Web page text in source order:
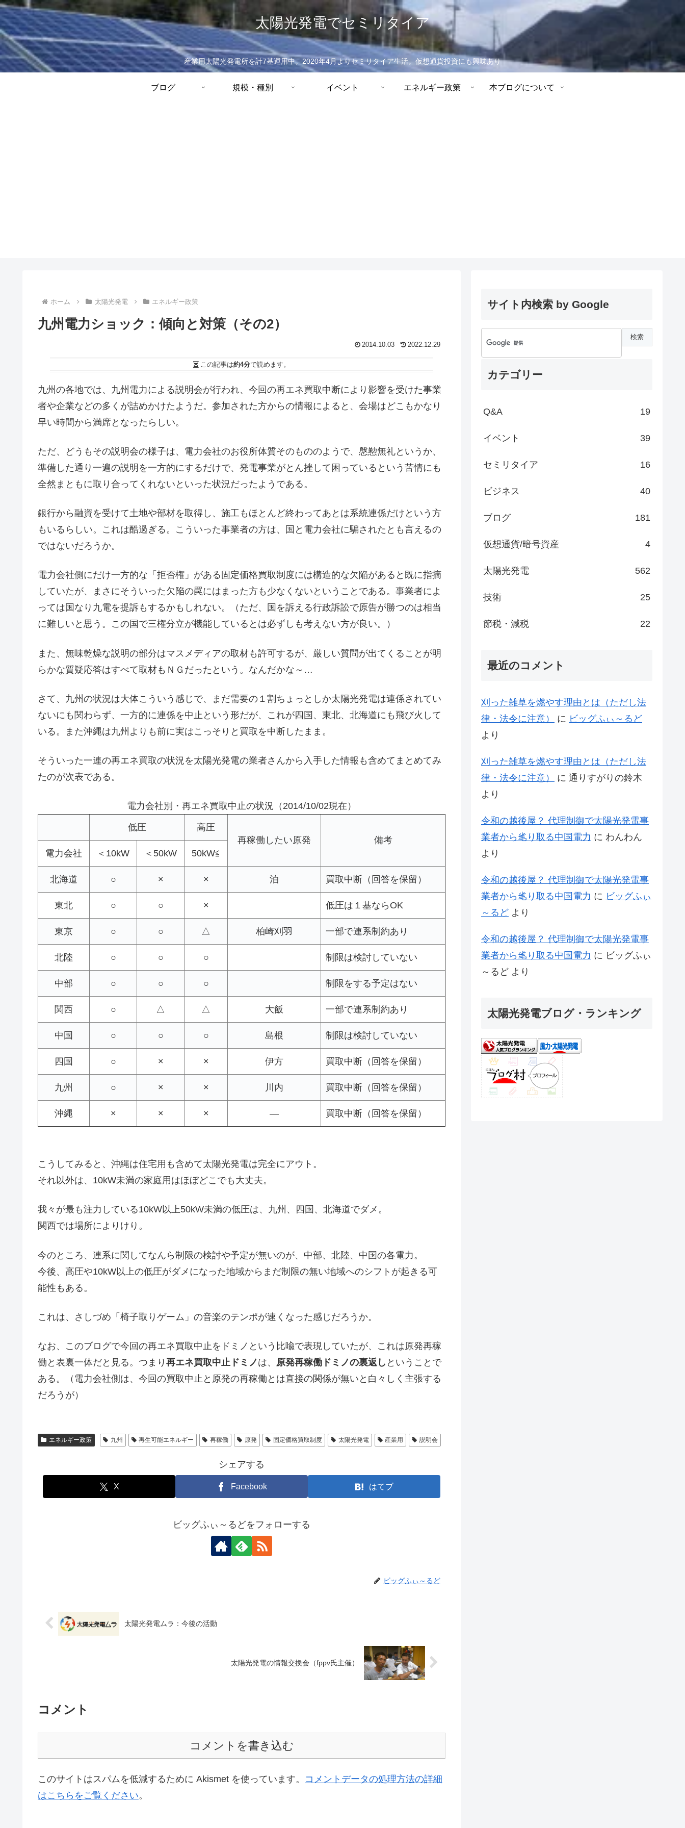
太陽光発電でセミリタイア
産業用太陽光発電所を計7基運用中。2020年4月よりセミリタイア生活。仮想通貨投資にも興味あり
ブログ 規模・種別 イベント エネルギー政策 本ブログについて
ホーム 太陽光発電 エネルギー政策
九州電力ショック：傾向と対策（その2）
2014.10.03 2022.12.29
この記事は約4分で読めます。
九州の各地では、九州電力による説明会が行われ、今回の再エネ買取中断により影響を受けた事業
者や企業などの多くが詰めかけたようだ。参加された方からの情報によると、会場はどこもかなり
早い時間から満席となったらしい。
ただ、どうもその説明会の様子は、電力会社のお役所体質そのもののようで、慇懃無礼というか、
準備した通り一遍の説明を一方的にするだけで、発電事業がとん挫して困っているという苦情にも
全然まともに取り合ってくれないといった状況だったようである。
銀行から融資を受けて土地や部材を取得し、施工もほとんど終わってあとは系統連係だけという方
もいるらしい。これは酷過ぎる。こういった事業者の方は、国と電力会社に騙されたとも言えるの
ではないだろうか。
電力会社側にだけ一方的な「拒否権」がある固定価格買取制度には構造的な欠陥があると既に指摘
していたが、まさにそういった欠陥の罠にはまった方も少なくないということである。事業者によ
っては国なり九電を提訴もするかもしれない。（ただ、国を訴える行政訴訟で原告が勝つのは相当
に難しいと思う。この国で三権分立が機能しているとは必ずしも考えない方が良い。）
また、無味乾燥な説明の部分はマスメディアの取材も許可するが、厳しい質問が出てくることが明
らかな質疑応答はすべて取材もＮＧだったという。なんだかな～…
さて、九州の状況は大体こういう感じで、まだ需要の１割ちょっとしか太陽光発電は連係されてい
ないにも関わらず、一方的に連係を中止という形だが、これが四国、東北、北海道にも飛び火して
いる。また沖縄は九州よりも前に実はこっそりと買取を中断したまま。
そういった一連の再エネ買取の状況を太陽光発電の業者さんから入手した情報も含めてまとめてみ
たのが次表である。
電力会社別・再エネ買取中止の状況（2014/10/02現在）
低圧
高圧
再稼働したい原発
備考
電力会社
＜10kW ＜50kW 50kW≦
北海道 ○ × × 泊 買取中断（回答を保留）
東北 ○ ○ × 低圧は１基ならOK
東京 ○ ○ △ 柏崎刈羽 一部で連系制約あり
北陸 ○ ○ ○ 制限は検討していない
中部 ○ ○ ○ 制限をする予定はない
関西 ○ △ △ 大飯 一部で連系制約あり
中国 ○ ○ ○ 島根 制限は検討していない
四国 ○ × × 伊方 買取中断（回答を保留）
九州 ○ × × 川内 買取中断（回答を保留）
沖縄 × × × ― 買取中断（回答を保留）
こうしてみると、沖縄は住宅用も含めて太陽光発電は完全にアウト。
それ以外は、10kW未満の家庭用はほぼどこでも大丈夫。
我々が最も注力している10kW以上50kW未満の低圧は、九州、四国、北海道でダメ。
関西では場所によりけり。
今のところ、連系に関してなんら制限の検討や予定が無いのが、中部、北陸、中国の各電力。
今後、高圧や10kW以上の低圧がダメになった地域からまだ制限の無い地域へのシフトが起きる可
能性もある。
これは、さしづめ「椅子取りゲーム」の音楽のテンポが速くなった感じだろうか。
なお、このブログで今回の再エネ買取中止をドミノという比喩で表現していたが、これは原発再稼
働と表裏一体だと見る。つまり 再エネ買取中止ドミノ は、 原発再稼働ドミノの裏返し ということで
ある。（電力会社側は、今回の買取中止と原発の再稼働とは直接の関係が無いと白々しく主張する
だろうが）
エネルギー政策 九州 再生可能エネルギー 再稼働 原発 固定価格買取制度 太陽光発電 産業用 説明会
シェアする
X Facebook はてブ
ビッグふぃ～るどをフォローする
ビッグふぃ～るど
太陽光発電ムラ：今後の活動
太陽光発電の情報交換会（fppv氏主催）
コメント
コメントを書き込む
このサイトはスパムを低減するために Akismet を使っています。 コメントデータの処理方法の詳細
はこちらをご覧ください。
サイト内検索 by Google
カテゴリー
Q&A 19
イベント 39
セミリタイア 16
ビジネス 40
ブログ 181
仮想通貨/暗号資産 4
太陽光発電 562
技術 25
節税・減税 22
最近のコメント
刈った雑草を燃やす理由とは（ただし法
律・法令に注意）
に ビッグふぃ～るど
より
刈った雑草を燃やす理由とは（ただし法
律・法令に注意）
に 通りすがりの鈴木
より
令和の越後屋？ 代理制御で太陽光発電事
業者から毟り取る中国電力 に わんわん
より
令和の越後屋？ 代理制御で太陽光発電事
業者から毟り取る中国電力 に ビッグふぃ
～るど より
令和の越後屋？ 代理制御で太陽光発電事
業者から毟り取る中国電力 に ビッグふぃ
～るど より
太陽光発電ブログ・ランキング